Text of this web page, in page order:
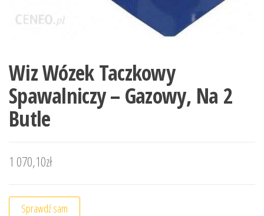
Wiz Wózek Taczkowy
Spawalniczy – Gazowy, Na 2
Butle
1 070,10zł
Sprawdź sam